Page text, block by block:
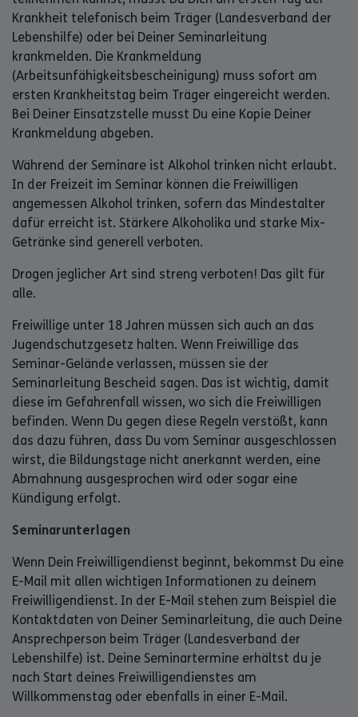
Krankheit telefonisch beim Träger (Landesverband der
Lebenshilfe) oder bei Deiner Seminarleitung
krankmelden. Die Krankmeldung
(Arbeitsunfähigkeitsbescheinigung) muss sofort am
ersten Krankheitstag beim Träger eingereicht werden.
Bei Deiner Einsatzstelle musst Du eine Kopie Deiner
Krankmeldung abgeben.
Während der Seminare ist Alkohol trinken nicht erlaubt.
In der Freizeit im Seminar können die Freiwilligen
angemessen Alkohol trinken, sofern das Mindestalter
dafür erreicht ist. Stärkere Alkoholika und starke Mix-
Getränke sind generell verboten.
Drogen jeglicher Art sind streng verboten! Das gilt für
alle.
Freiwillige unter 18 Jahren müssen sich auch an das
Jugendschutzgesetz halten. Wenn Freiwillige das
Seminar-Gelände verlassen, müssen sie der
Seminarleitung Bescheid sagen. Das ist wichtig, damit
diese im Gefahrenfall wissen, wo sich die Freiwilligen
befinden. Wenn Du gegen diese Regeln verstößt, kann
das dazu führen, dass Du vom Seminar ausgeschlossen
wirst, die Bildungstage nicht anerkannt werden, eine
Abmahnung ausgesprochen wird oder sogar eine
Kündigung erfolgt.
Seminarunterlagen
Wenn Dein Freiwilligendienst beginnt, bekommst Du eine
E-Mail mit allen wichtigen Informationen zu deinem
Freiwilligendienst. In der E-Mail stehen zum Beispiel die
Kontaktdaten von Deiner Seminarleitung, die auch Deine
Ansprechperson beim Träger (Landesverband der
Lebenshilfe) ist. Deine Seminartermine erhältst du je
nach Start deines Freiwilligendienstes am
Willkommenstag oder ebenfalls in einer E-Mail.